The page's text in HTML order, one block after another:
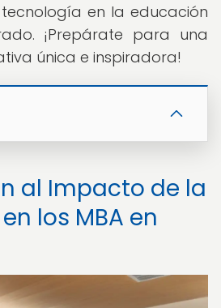
en la educación
¡Prepárate para una
única e inspiradora!
al Impacto de la
los MBA en